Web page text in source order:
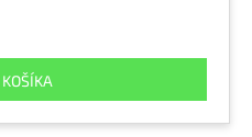
KOŠÍKA